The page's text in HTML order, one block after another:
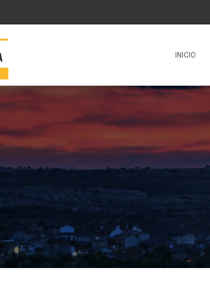
INICIO